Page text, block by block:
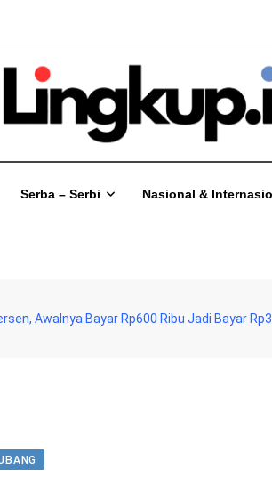
Serba – Serbi Nasional &
Awalnya Bayar Rp600 Ribu Jadi Bayar